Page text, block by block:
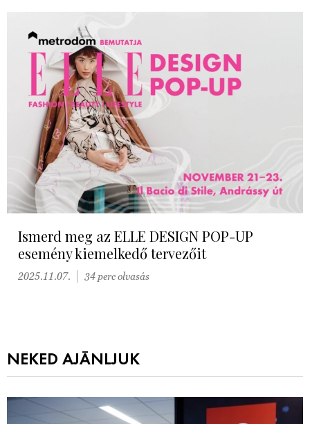
Ismerd meg az ELLE DESIGN POP-UP
esemény kiemelkedő tervezőit
2025.11.07. 34 perc olvasás
NEKED AJÁNLJUK